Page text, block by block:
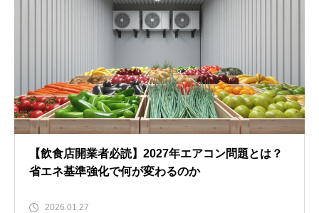
【飲食店開業者必読】2027年エアコン問題とは？
省エネ基準強化で何が変わるのか
2026.01.27